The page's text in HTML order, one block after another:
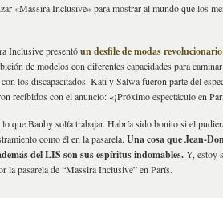
«Massira Inclusive» para mostrar al mundo que los
Inclusive presentóun desfile de modas revolucionario
de modelos con diferentes capacidades para
los discapacitados. Kati y Salwa fueron parte del
recibidos con el anuncio: «¡Próximo espectáculo en
que Bauby solía trabajar. Habría sido bonito si el
como él en la pasarela. Una cosa que Jean-
del LIS son sus espíritus indomables.Y, estoy
la pasarela de “Massira Inclusive” en París.